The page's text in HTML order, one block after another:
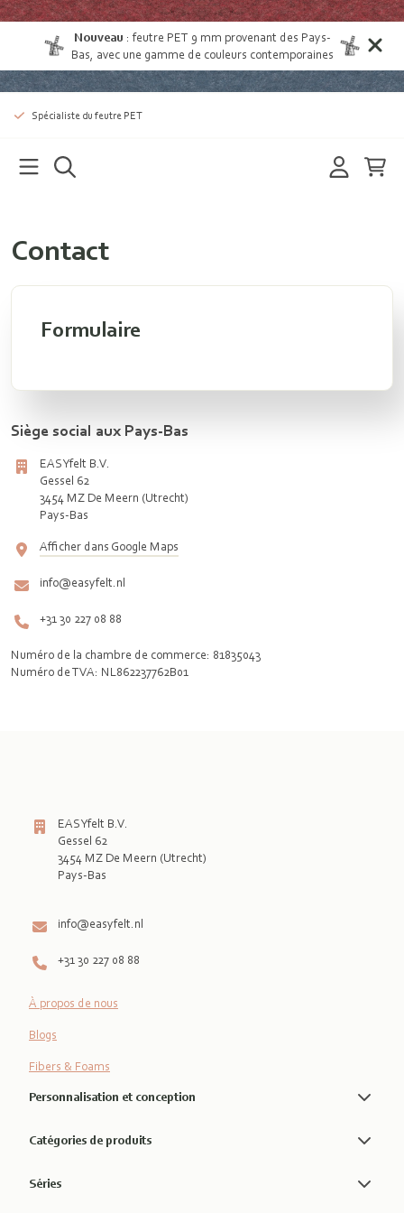
Nouveau :feutre PET 9 mm provenant des Pays-
Bas , avec une gamme de couleurs contemporaines
Spécialiste du feutre PET
Contact
Formulaire
Siège social aux Pays-Bas
EASYfelt B.V.
Gessel 62
3454 MZ De Meern (Utrecht)
Pays-Bas
Afficher dans Google Maps
info@easyfelt.nl
+31 30 227 08 88
Numéro de la chambre de commerce: 81835043
Numéro de TVA: NL862237762B01
EASYfelt B.V.
Gessel 62
3454 MZ De Meern (Utrecht)
Pays-Bas
info@easyfelt.nl
+31 30 227 08 88
À propos de nous
Blogs
Fibers & Foams
Personnalisation et conception
Catégories de produits
Séries